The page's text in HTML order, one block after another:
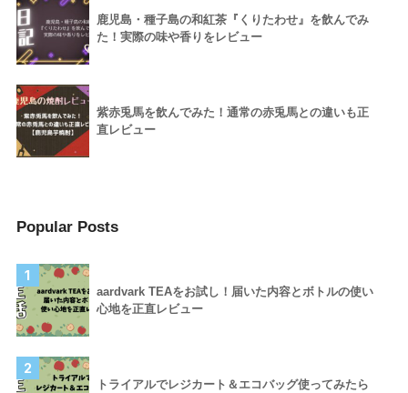
鹿児島・種子島の和紅茶『くりたわせ』を飲んでみ
た！実際の味や香りをレビュー
紫赤兎馬を飲んでみた！通常の赤兎馬との違いも正
直レビュー
Popular Posts
1
aardvark TEAをお試し！届いた内容とボトルの使い
心地を正直レビュー
2
トライアルでレジカート＆エコバッグ使ってみたら